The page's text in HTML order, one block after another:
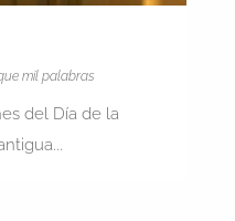
mil palabras
del Día de la